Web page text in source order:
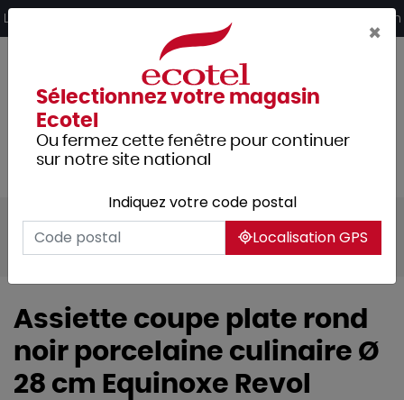
Livraison offerte dès 249€ HT d’achat et retrait 2h en magasin
Tous les produits
Arts de la table
Vaisselle
Assiettes & services
Assiette coupe plate rond
noir porcelaine culinaire Ø
28 cm Equinoxe Revol
×
Sélectionnez votre magasin
Ecotel
Ou fermez cette fenêtre pour continuer
sur notre site national
Indiquez votre code postal
Localisation GPS
Panneau de gestion des cookies